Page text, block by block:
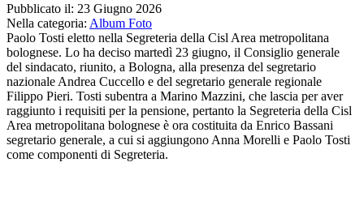
Pubblicato il: 23 Giugno 2026
Nella categoria: Album Foto
Paolo Tosti eletto nella Segreteria della Cisl Area metropolitana
bolognese. Lo ha deciso martedì 23 giugno, il Consiglio generale
del sindacato, riunito, a Bologna, alla presenza del segretario
nazionale Andrea Cuccello e del segretario generale regionale
Filippo Pieri. Tosti subentra a Marino Mazzini, che lascia per aver
raggiunto i requisiti per la pensione, pertanto la Segreteria della Cisl
Area metropolitana bolognese è ora costituita da Enrico Bassani
segretario generale, a cui si aggiungono Anna Morelli e Paolo Tosti
come componenti di Segreteria.